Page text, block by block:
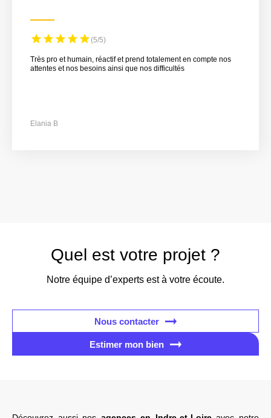
(5/5)
Très pro et humain, réactif et prend totalement en compte nos
attentes et nos besoins ainsi que nos difficultés
Elania B
Quel est votre projet ?
Notre équipe d’experts est à votre écoute.
Nous contacter
Estimer mon bien